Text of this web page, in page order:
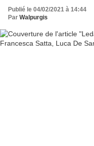
Publié le 04/02/2021 à 14:44
Par Walpurgis